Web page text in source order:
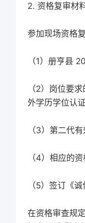
2. 资格复审材
参加现场资格
（1）册亨县
（2）岗位要
外学历学位认
（3）第二代
（4）相应的
（5）签订《
在资格审查规